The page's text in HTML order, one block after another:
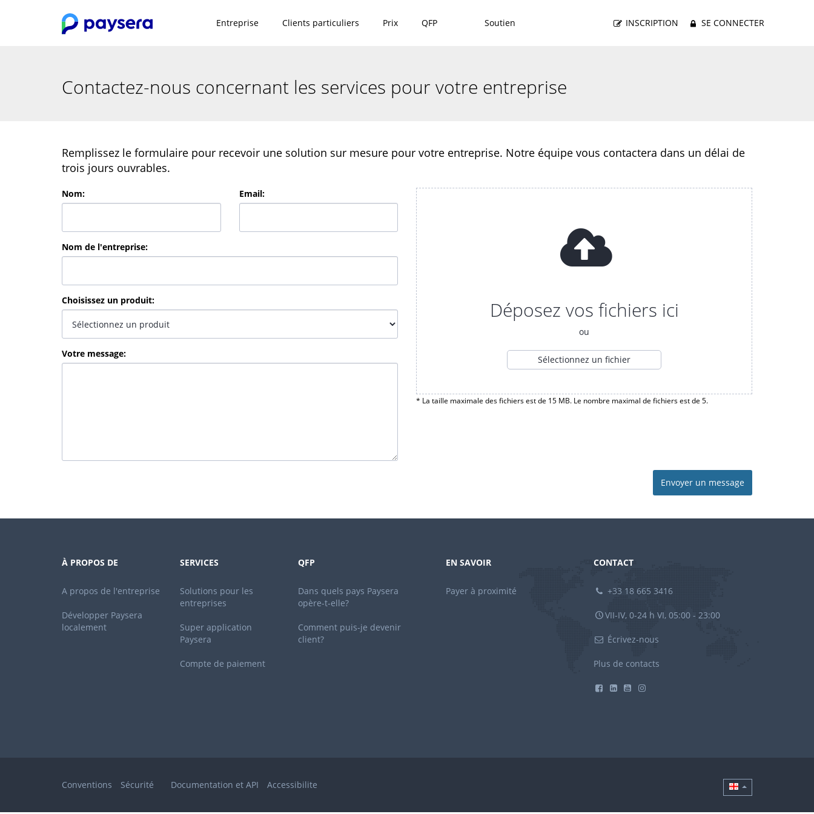
Entreprise Clients particuliers Prix QFP Soutien INSCRIPTION SE CONNECTER
Contactez-nous concernant les services pour votre entreprise
Remplissez le formulaire pour recevoir une solution sur mesure pour votre entreprise. Notre équipe vous contactera dans un délai de
trois jours ouvrables.
Nom: Email:
Nom de l'entreprise:
Choisissez un produit:
Votre message:
Déposez vos fichiers ici
ou
Sélectionnez un fichier
* La taille maximale des fichiers est de 15 MB. Le nombre maximal de fichiers est de 5.
Envoyer un message
À PROPOS DE
A propos de l'entreprise
Développer Paysera
localement
SERVICES
Solutions pour les
entreprises
Super application
Paysera
Compte de paiement
QFP
Dans quels pays Paysera
opère-t-elle?
Comment puis-je devenir
client?
EN SAVOIR
Payer à proximité
CONTACT
+33 18 665 3416
VII-IV, 0-24 h VI, 05:00 - 23:00
Écrivez-nous
Plus de contacts
Conventions Sécurité Documentation et API Accessibilite